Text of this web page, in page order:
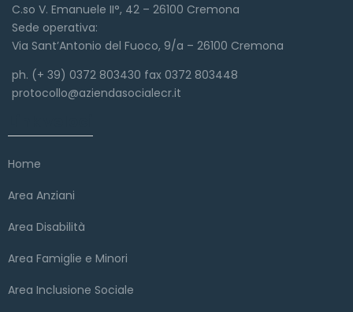
C.so V. Emanuele II°, 42 – 26100 Cremona
Sede operativa:
Via Sant’Antonio del Fuoco, 9/a – 26100 Cremona
ph. (+ 39) 0372 803430 fax 0372 803448
protocollo@aziendasocialecr.it
Home
Area Anziani
Area Disabilità
Area Famiglie e Minori
Area Inclusione Sociale